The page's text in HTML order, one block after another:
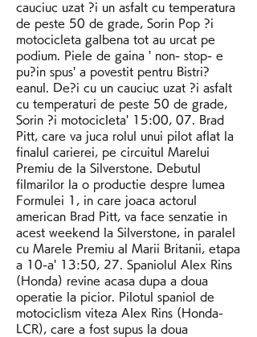
cauciuc uzat ?i un asfalt cu temperatura
de peste 50 de grade, Sorin Pop ?i
motocicleta galbena tot au urcat pe
podium. Piele de gaina ' non- stop- e
pu?in spus' a povestit pentru Bistri?
eanul. De?i cu un cauciuc uzat ?i asfalt
cu temperaturi de peste 50 de grade,
Sorin ?i motocicleta' 15:00, 07. Brad
Pitt, care va juca rolul unui pilot aflat la
finalul carierei, pe circuitul Marelui
Premiu de la Silverstone. Debutul
filmarilor la o productie despre lumea
Formulei 1, in care joaca actorul
american Brad Pitt, va face senzatie in
acest weekend la Silverstone, in paralel
cu Marele Premiu al Marii Britanii, etapa
a 10-a' 13:50, 27. Spaniolul Alex Rins
(Honda) revine acasa dupa a doua
operatie la picior. Pilotul spaniol de
motociclism viteza Alex Rins (Honda-
LCR), care a fost supus la doua